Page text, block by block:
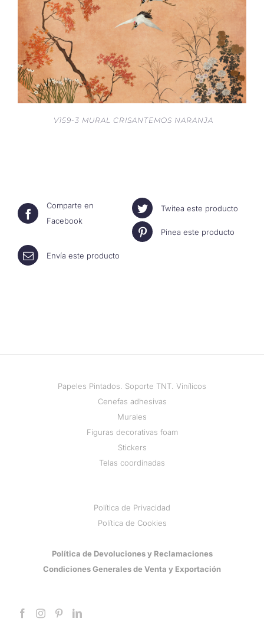
V159-3 MURAL CRISANTEMOS NARANJA
Comparte en
Facebook
Twitea este producto
Pinea este producto
Envía este producto
Papeles Pintados. Soporte TNT. Vinílicos
Cenefas adhesivas
Murales
Figuras decorativas foam
Stickers
Telas coordinadas
Política de Privacidad
Política de Cookies
Política de Devoluciones y Reclamaciones
Condiciones Generales de Venta y Exportación